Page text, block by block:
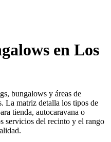
en Los
bungalows y áreas de
La matriz detalla los tipos de
tienda, autocaravana o
servicios del recinto y el rango